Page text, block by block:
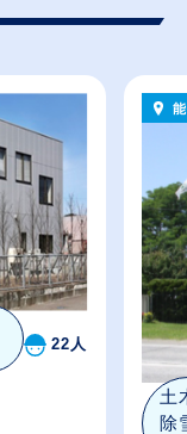
22人
土
除